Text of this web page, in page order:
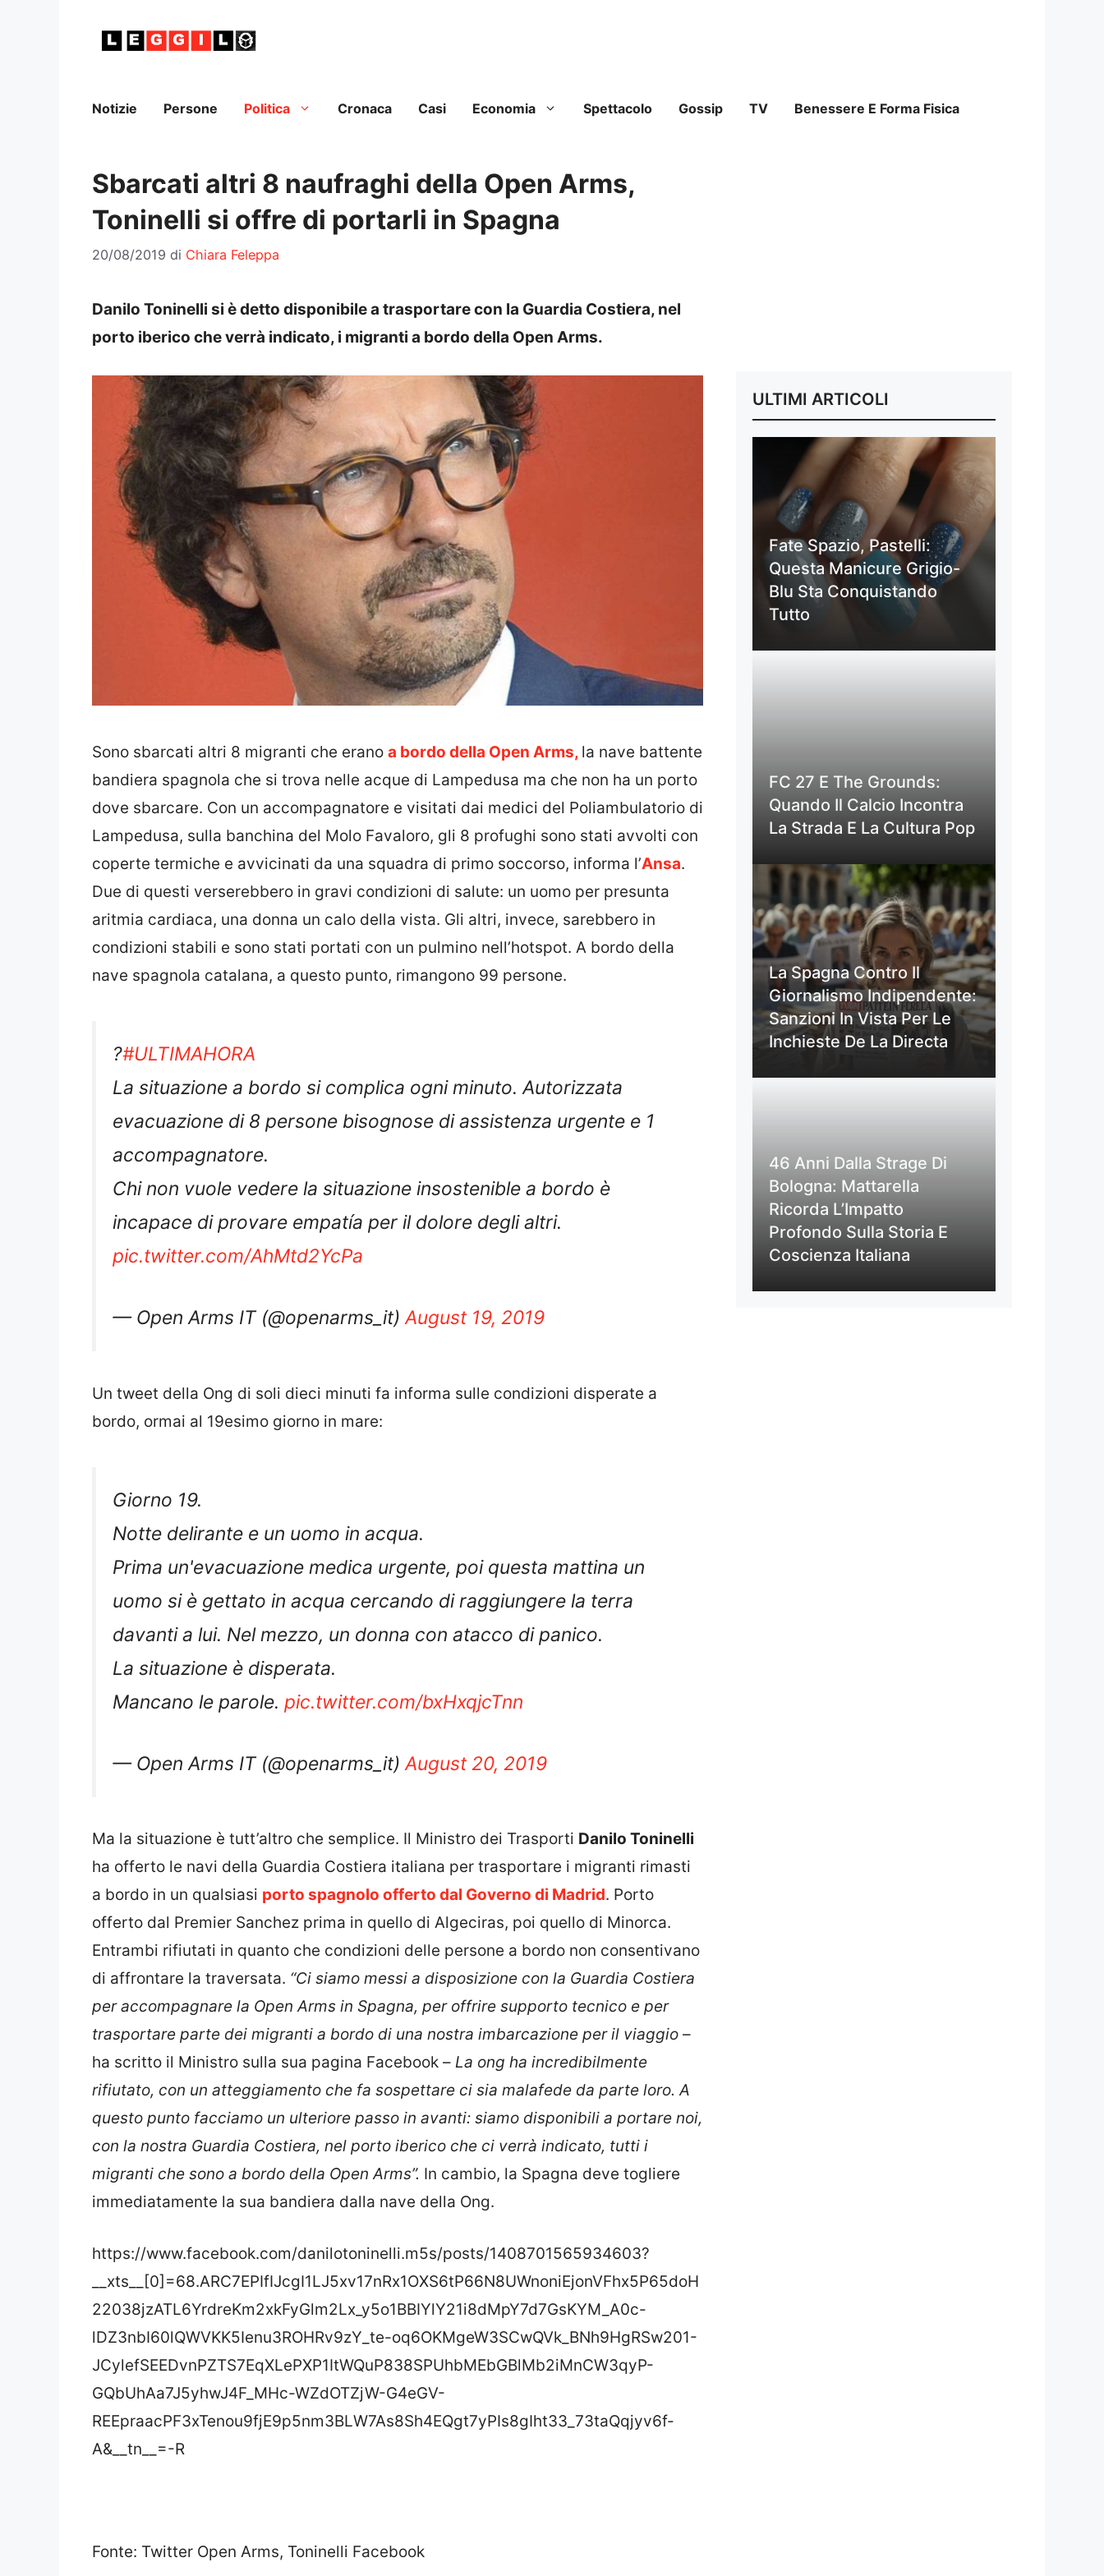
Notizie Persone Politica Cronaca Casi Economia Spettacolo Gossip TV Benessere E Forma Fisica
Sbarcati altri 8 naufraghi della Open Arms,
Toninelli si offre di portarli in Spagna
20/08/2019 di Chiara Feleppa
Danilo Toninelli si è detto disponibile a trasportare con la Guardia Costiera, nel
porto iberico che verrà indicato, i migranti a bordo della Open Arms.
Sono sbarcati altri 8 migranti che erano a bordo della Open Arms, la nave battente
bandiera spagnola che si trova nelle acque di Lampedusa ma che non ha un porto
dove sbarcare. Con un accompagnatore e visitati dai medici del Poliambulatorio di
Lampedusa, sulla banchina del Molo Favaloro, gli 8 profughi sono stati avvolti con
coperte termiche e avvicinati da una squadra di primo soccorso, informa l’Ansa.
Due di questi verserebbero in gravi condizioni di salute: un uomo per presunta
aritmia cardiaca, una donna un calo della vista. Gli altri, invece, sarebbero in
condizioni stabili e sono stati portati con un pulmino nell’hotspot. A bordo della
nave spagnola catalana, a questo punto, rimangono 99 persone.
?#ULTIMAHORA
La situazione a bordo si complica ogni minuto. Autorizzata
evacuazione di 8 persone bisognose di assistenza urgente e 1
accompagnatore.
Chi non vuole vedere la situazione insostenible a bordo è
incapace di provare empatía per il dolore degli altri.
pic.twitter.com/AhMtd2YcPa
— Open Arms IT (@openarms_it)August 19, 2019
Un tweet della Ong di soli dieci minuti fa informa sulle condizioni disperate a
bordo, ormai al 19esimo giorno in mare:
Giorno 19.
Notte delirante e un uomo in acqua.
Prima un'evacuazione medica urgente, poi questa mattina un
uomo si è gettato in acqua cercando di raggiungere la terra
davanti a lui. Nel mezzo, un donna con atacco di panico.
La situazione è disperata.
Mancano le parole. pic.twitter.com/bxHxqjcTnn
— Open Arms IT (@openarms_it)August 20, 2019
Ma la situazione è tutt’altro che semplice. Il Ministro dei Trasporti Danilo Toninelli
ha offerto le navi della Guardia Costiera italiana per trasportare i migranti rimasti
a bordo in un qualsiasi porto spagnolo offerto dal Governo di Madrid. Porto
offerto dal Premier Sanchez prima in quello di Algeciras, poi quello di Minorca.
Entrambi rifiutati in quanto che condizioni delle persone a bordo non consentivano
di affrontare la traversata. “Ci siamo messi a disposizione con la Guardia Costiera
per accompagnare la Open Arms in Spagna, per offrire supporto tecnico e per
trasportare parte dei migranti a bordo di una nostra imbarcazione per il viaggio –
ha scritto il Ministro sulla sua pagina Facebook – La ong ha incredibilmente
rifiutato, con un atteggiamento che fa sospettare ci sia malafede da parte loro. A
questo punto facciamo un ulteriore passo in avanti: siamo disponibili a portare noi,
con la nostra Guardia Costiera, nel porto iberico che ci verrà indicato, tutti i
migranti che sono a bordo della Open Arms”. In cambio, la Spagna deve togliere
immediatamente la sua bandiera dalla nave della Ong.
https://www.facebook.com/danilotoninelli.m5s/posts/1408701565934603?
__xts__[0]=68.ARC7EPIfIJcgI1LJ5xv17nRx1OXS6tP66N8UWnoniEjonVFhx5P65doH
22038jzATL6YrdreKm2xkFyGlm2Lx_y5o1BBIYlY21i8dMpY7d7GsKYM_A0c-
lDZ3nbI60lQWVKK5Ienu3ROHRv9zY_te-oq6OKMgeW3SCwQVk_BNh9HgRSw201-
JCylefSEEDvnPZTS7EqXLePXP1ItWQuP838SPUhbMEbGBlMb2iMnCW3qyP-
GQbUhAa7J5yhwJ4F_MHc-WZdOTZjW-G4eGV-
REEpraacPF3xTenou9fjE9p5nm3BLW7As8Sh4EQgt7yPIs8gIht33_73taQqjyv6f-
A&__tn__=-R
Fonte: Twitter Open Arms, Toninelli Facebook
ULTIMI ARTICOLI
Fate Spazio, Pastelli:
Questa Manicure Grigio-
Blu Sta Conquistando
Tutto
FC 27 E The Grounds:
Quando Il Calcio Incontra
La Strada E La Cultura Pop
La Spagna Contro Il
Giornalismo Indipendente:
Sanzioni In Vista Per Le
Inchieste De La Directa
46 Anni Dalla Strage Di
Bologna: Mattarella
Ricorda L’Impatto
Profondo Sulla Storia E
Coscienza Italiana